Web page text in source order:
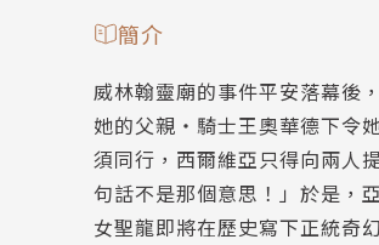
簡介
威林翰靈廟的事件平安落幕後
她的父親‧騎士王奧華德下令
須同行，西爾維亞只得向兩人
句話不是那個意思！」於是，
女聖龍即將在歷史寫下正統奇